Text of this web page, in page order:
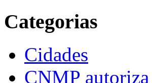
Categorias
Cidades
CNMP